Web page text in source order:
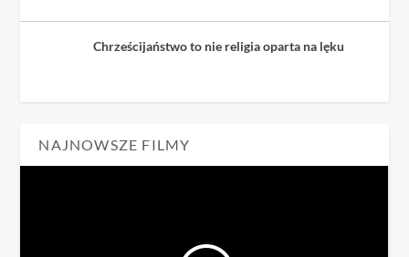
Chrześcijaństwo to nie religia oparta na lęku
NAJNOWSZE FILMY